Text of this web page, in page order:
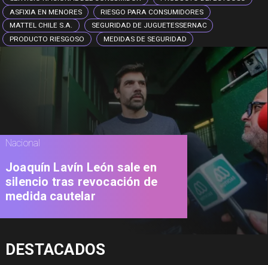
ASFIXIA EN MENORES
RIESGO PARA CONSUMIDORES
MATTEL CHILE S.A.
SEGURIDAD DE JUGUETESSERNAC
PRODUCTO RIESGOSO
MEDIDAS DE SEGURIDAD
Nacional
Joaquín Lavín León sale en
silencio tras revocación de
medida cautelar
DESTACADOS